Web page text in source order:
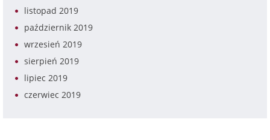
listopad 2019
październik 2019
wrzesień 2019
sierpień 2019
lipiec 2019
czerwiec 2019